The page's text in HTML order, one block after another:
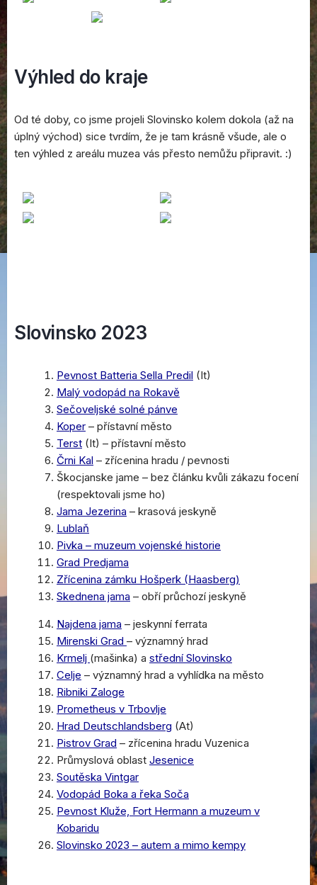
Výhled do kraje
Od té doby, co jsme projeli Slovinsko kolem dokola (až na
úplný východ) sice tvrdím, že je tam krásně všude, ale o
ten výhled z areálu muzea vás přesto nemůžu připravit. :)
Slovinsko 2023
Pevnost Batteria Sella Predil (It)
Malý vodopád na Rokavě
Sečoveljské solné pánve
Koper – přístavní město
Terst (It) – přístavní město
Črni Kal – zřícenina hradu / pevnosti
Škocjanske jame – bez článku kvůli zákazu focení
(respektovali jsme ho)
Jama Jezerina – krasová jeskyně
Lublaň
Pivka – muzeum vojenské historie
Grad Predjama
Zřícenina zámku Hošperk (Haasberg)
Skednena jama – obří průchozí jeskyně
Najdena jama – jeskynní ferrata
Mirenski Grad – významný hrad
Krmelj (mašinka) a střední Slovinsko
Celje – významný hrad a vyhlídka na město
Ribniki Zaloge
Prometheus v Trbovlje
Hrad Deutschlandsberg (At)
Pistrov Grad – zřícenina hradu Vuzenica
Průmyslová oblast Jesenice
Soutěska Vintgar
Vodopád Boka a řeka Soča
Pevnost Kluže, Fort Hermann a muzeum v
Kobaridu
Slovinsko 2023 – autem a mimo kempy